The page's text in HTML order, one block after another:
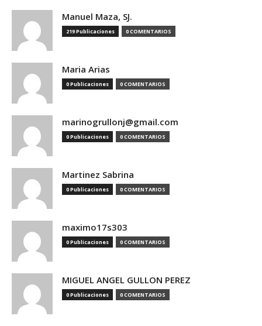
Manuel Maza, SJ.
219 Publicaciones 0 COMENTARIOS
Maria Arias
0 Publicaciones 0 COMENTARIOS
marinogrullonj@gmail.com
0 Publicaciones 0 COMENTARIOS
Martinez Sabrina
0 Publicaciones 0 COMENTARIOS
maximo17s303
0 Publicaciones 0 COMENTARIOS
MIGUEL ANGEL GULLON PEREZ
0 Publicaciones 0 COMENTARIOS